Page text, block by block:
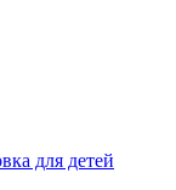
для детей